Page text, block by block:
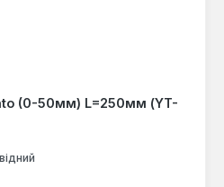
(0-50мм) L=250мм (YT-